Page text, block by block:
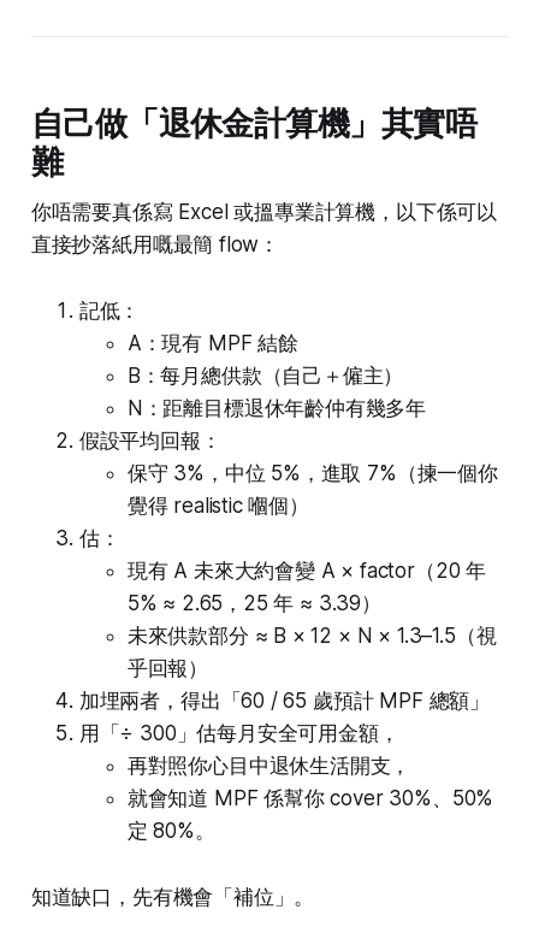
自己做「退休金計算機」其實唔
難
你唔需要真係寫 Excel 或搵專業計算機，以下係可以
直接抄落紙用嘅最簡 flow：
記低：
A：現有 MPF 結餘
B：每月總供款（自己＋僱主）
N：距離目標退休年齡仲有幾多年
假設平均回報：
保守 3%，中位 5%，進取 7%（揀一個你
覺得 realistic 嗰個）
估：
現有 A 未來大約會變 A × factor（20 年
5% ≈ 2.65，25 年 ≈ 3.39）
未來供款部分 ≈ B × 12 × N × 1.3–1.5（視
乎回報）
加埋兩者，得出「60 / 65 歲預計 MPF 總額」
用「÷ 300」估每月安全可用金額，
再對照你心目中退休生活開支，
就會知道 MPF 係幫你 cover 30%、50%
定 80%。
知道缺口，先有機會「補位」。